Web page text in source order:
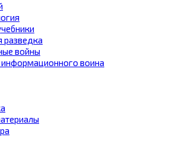
разведка
войны
воина